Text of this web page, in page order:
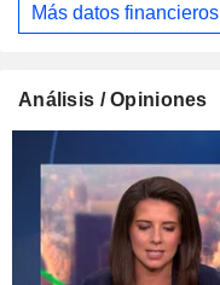
Más datos financieros
Análisis / Opiniones